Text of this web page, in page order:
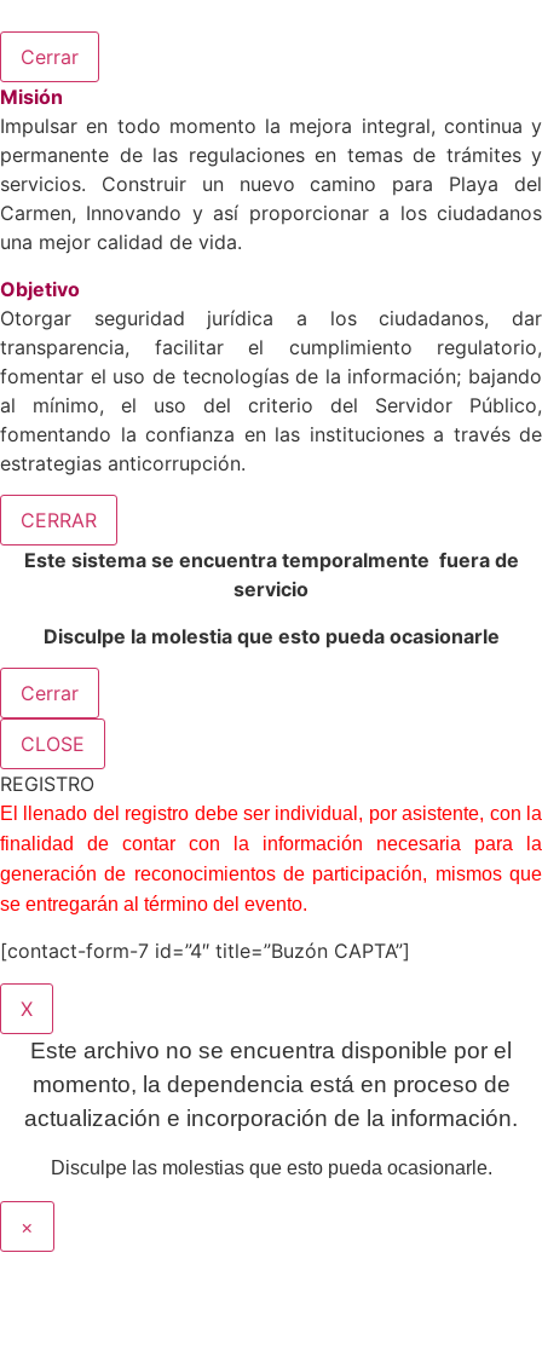
Cerrar
Misión
Impulsar en todo momento la mejora integral, continua y
permanente de las regulaciones en temas de trámites y
servicios. Construir un nuevo camino para Playa del
Carmen, Innovando y así proporcionar a los ciudadanos
una mejor calidad de vida.
Objetivo
Otorgar seguridad jurídica a los ciudadanos, dar
transparencia, facilitar el cumplimiento regulatorio,
fomentar el uso de tecnologías de la información; bajando
al mínimo, el uso del criterio del Servidor Público,
fomentando la confianza en las instituciones a través de
estrategias anticorrupción.
CERRAR
Este sistema se encuentra temporalmente fuera de
servicio
Disculpe la molestia que esto pueda ocasionarle
Cerrar
CLOSE
REGISTRO
El llenado del registro debe ser individual, por asistente, con la
finalidad de contar con la información necesaria para la
generación de reconocimientos de participación, mismos que
se entregarán al término del evento.
[contact-form-7 id=”4″ title=”Buzón CAPTA”]
X
Este archivo no se encuentra disponible por el
momento, la dependencia está en proceso de
actualización e incorporación de la información.
Disculpe las molestias que esto pueda ocasionarle.
×